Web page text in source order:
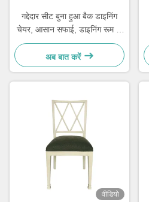
गद्देदार सीट बुना हुआ बैक डाइनिंग
चेयर, आसान सफाई, डाइनिंग रूम के
लिए आरामदायक
अब बात करें
वीडियो